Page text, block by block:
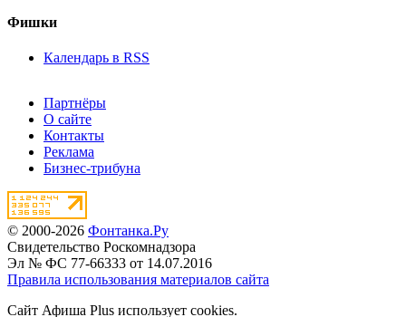
Фишки
Календарь в RSS
Партнёры
О сайте
Контакты
Реклама
Бизнес-трибуна
© 2000-2026 Фонтанка.Ру
Свидетельство Роскомнадзора
Эл № ФС 77-66333 от 14.07.2016
Правила использования материалов сайта
Сайт Афиша Plus использует cookies.